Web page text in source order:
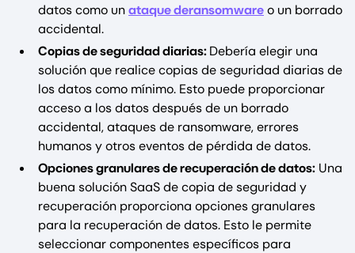
datos como unataque deransomwareo un borrado
accidental.
Copias de seguridad diarias:Debería elegir una
solución que realice copias de seguridad diarias de
los datos como mínimo. Esto puede proporcionar
acceso a los datos después de un borrado
accidental, ataques de ransomware, errores
humanos y otros eventos de pérdida de datos.
Opciones granulares de recuperación de datos: Una
buena solución SaaS de copia de seguridad y
recuperación proporciona opciones granulares
para la recuperación de datos. Esto le permite
seleccionar componentes específicos para